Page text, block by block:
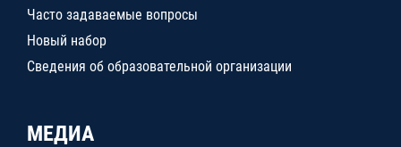
Часто задаваемые вопросы
Новый набор
Сведения об образовательной организации
МЕДИА